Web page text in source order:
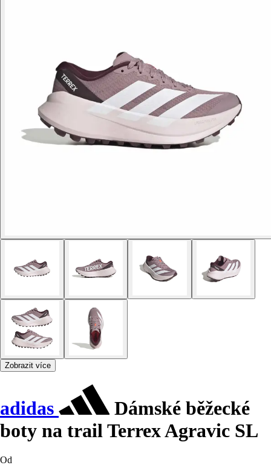
Zobrazit více
adidas
Dámské běžecké
boty na trail Terrex Agravic SL
Od